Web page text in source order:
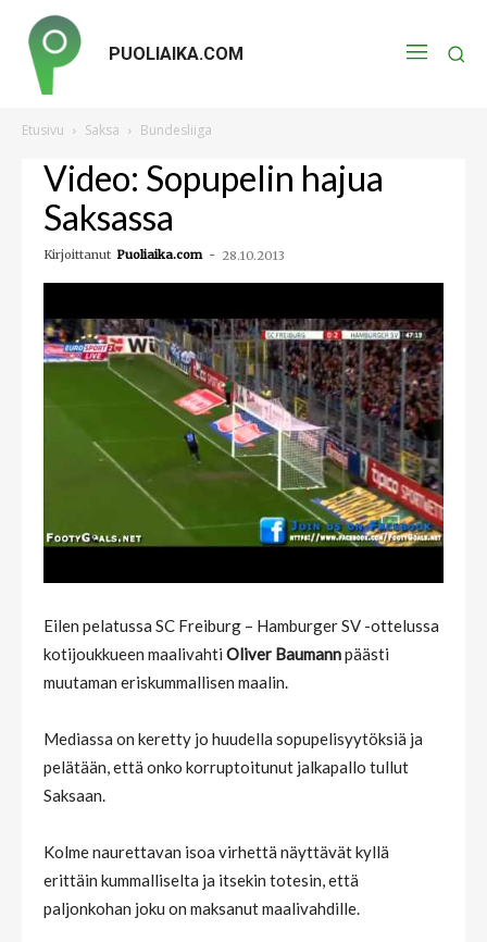
PUOLIAIKA.COM
Etusivu Saksa Bundesliiga
Video: Sopupelin hajua
Saksassa
Kirjoittanut Puoliaika.com - 28.10.2013
Eilen pelatussa SC Freiburg – Hamburger SV -ottelussa
kotijoukkueen maalivahti Oliver Baumannpäästi
muutaman eriskummallisen maalin.
Mediassa on keretty jo huudella sopupelisyytöksiä ja
pelätään, että onko korruptoitunut jalkapallo tullut
Saksaan.
Kolme naurettavan isoa virhettä näyttävät kyllä
erittäin kummalliselta ja itsekin totesin, että
paljonkohan joku on maksanut maalivahdille.